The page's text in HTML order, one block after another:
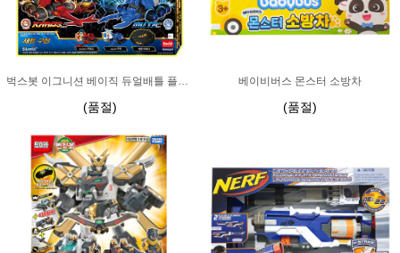
벅스봇 이그니션 베이직 듀얼배틀 플레이세트
(품절)
베이비버스 몬스터 소방차
(품절)